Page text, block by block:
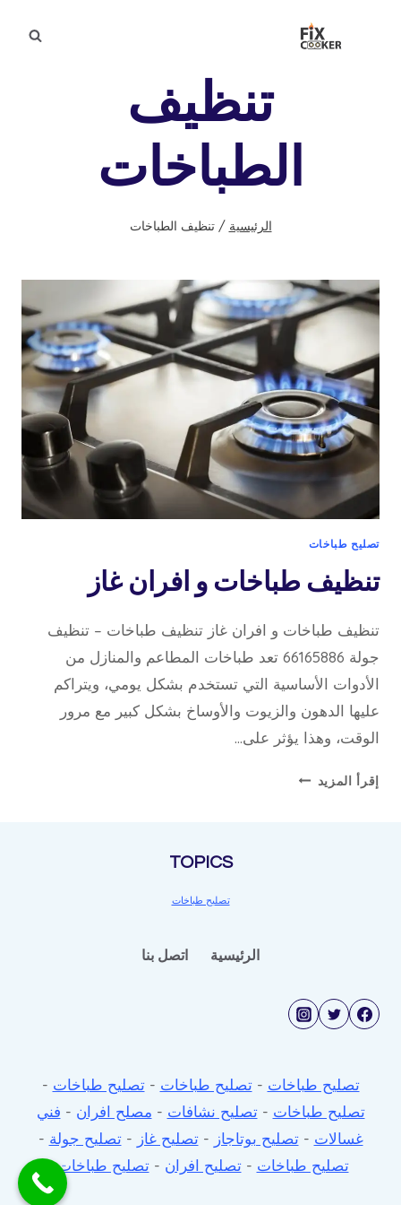
تنظيف
الطباخات
الرئيسية / تنظيف الطباخات
تصليح طباخات
تنظيف طباخات و افران غاز
تنظيف طباخات و افران غاز تنظيف طباخات – تنظيف
جولة 66165886 تعد طباخات المطاعم والمنازل من
الأدوات الأساسية التي تستخدم بشكل يومي، ويتراكم
عليها الدهون والزيوت والأوساخ بشكل كبير مع مرور
الوقت، وهذا يؤثر على…
إقرأ المزيد تنظيف
TOPICS
تصليح طباخات
الرئيسية اتصل بنا
تصليح طباخات -تصليح طباخات -تصليح طباخات -
تصليح طباخات -تصليح نشافات - مصلح افران - فني
غسالات -تصليح بوتاجاز -تصليح غاز -تصليح جولة -
تصليح طباخات -تصليح افران -تصليح طباخات